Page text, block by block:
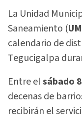
La Unidad
Saneamiento (
calendario de
Tegucigalpa
Entre elsábado
decenas de
recibirán el